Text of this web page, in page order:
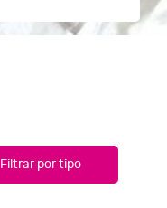
Filtrar por tipo